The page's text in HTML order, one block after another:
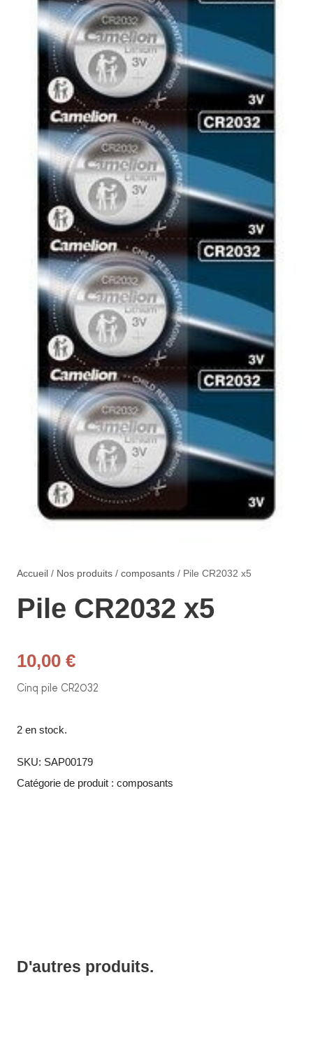
Accueil / Nos produits / composants / Pile CR2032 x5
Pile CR2032 x5
10,00 €
Cinq pile CR2032
2 en stock.
SKU: SAP00179
Catégorie de produit : composants
D'autres produits.